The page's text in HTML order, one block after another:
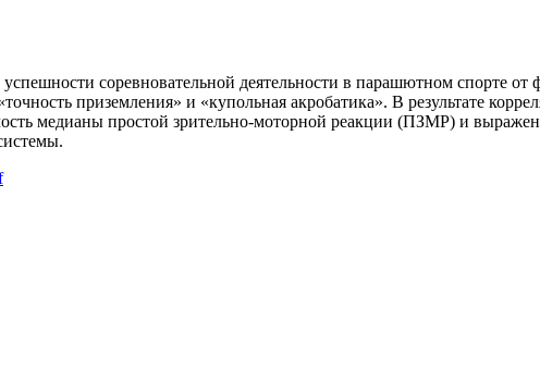
соревновательной деятельности в парашютном спорте
приземления» и «купольная акробатика». В результате
медианы простой зрительно-моторной реакции (ПЗМР) и